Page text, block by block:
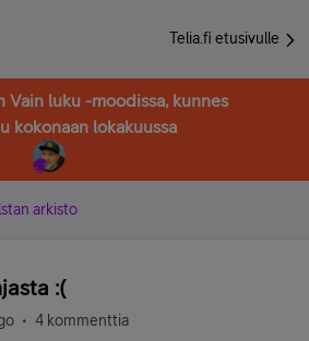
Telia.fi etusivulle
Vain luku -moodissa, kunnes
kokonaan lokakuussa
arkisto
:(
4 kommenttia